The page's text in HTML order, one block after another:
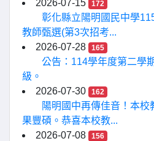
2026-07-15
172
彰化縣立陽明國民中學
教師甄選(第3次招考...
2026-07-28
165
公告：114學年度第二學
級。
2026-07-30
162
陽明國中再傳佳音！本
果豐碩。恭喜本校教...
2026-07-08
156